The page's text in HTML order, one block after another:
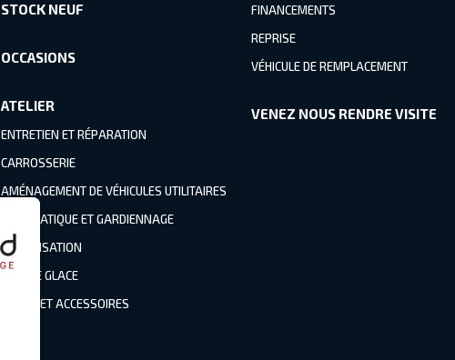
STOCK NEUF
OCCASIONS
ATELIER
ENTRETIEN ET RÉPARATION
CARROSSERIE
AMÉNAGEMENT DE VÉHICULES UTILITAIRES
PNEUMATIQUE ET GARDIENNAGE
CLIMATISATION
BRIS DE GLACE
PIÈCES ET ACCESSOIRES
FINANCEMENTS
REPRISE
VÉHICULE DE REMPLACEMENT
VENEZ NOUS RENDRE VISITE